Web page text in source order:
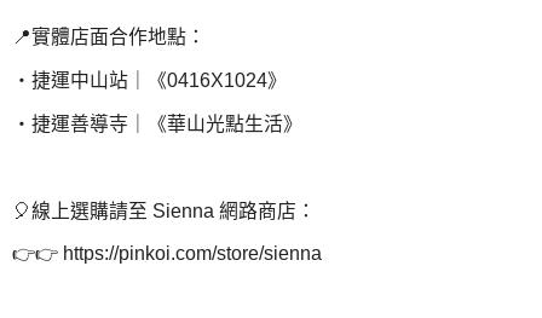
📍實體店面合作地點：
・捷運中山站｜《0416X1024》
・捷運善導寺｜《華山光點生活》
🎈線上選購請至 Sienna 網路商店：
👉👉 https://pinkoi.com/store/sienna